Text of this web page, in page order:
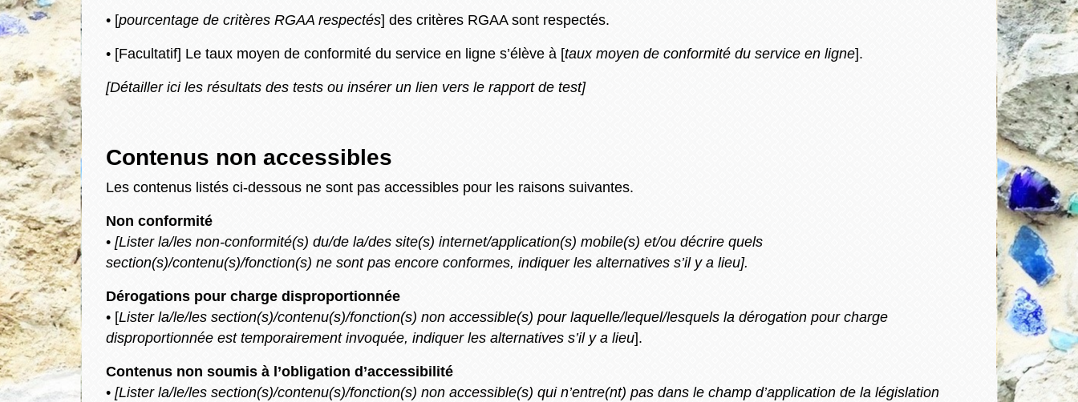
• [pourcentage de critères RGAA respectés] des critères RGAA sont respectés.
• [Facultatif] Le taux moyen de conformité du service en ligne s’élève à [taux moyen de conformité du service en ligne].
[Détailler ici les résultats des tests ou insérer un lien vers le rapport de test]
Contenus non accessibles
Les contenus listés ci-dessous ne sont pas accessibles pour les raisons suivantes.
Non conformité
• [Lister la/les non-conformité(s) du/de la/des site(s) internet/application(s) mobile(s) et/ou décrire quels
section(s)/contenu(s)/fonction(s) ne sont pas encore conformes, indiquer les alternatives s’il y a lieu].
Dérogations pour charge disproportionnée
• [Lister la/le/les section(s)/contenu(s)/fonction(s) non accessible(s) pour laquelle/lequel/lesquels la dérogation pour charge
disproportionnée est temporairement invoquée, indiquer les alternatives s’il y a lieu].
Contenus non soumis à l’obligation d’accessibilité
• [Lister la/le/les section(s)/contenu(s)/fonction(s) non accessible(s) qui n’entre(nt) pas dans le champ d’application de la législation